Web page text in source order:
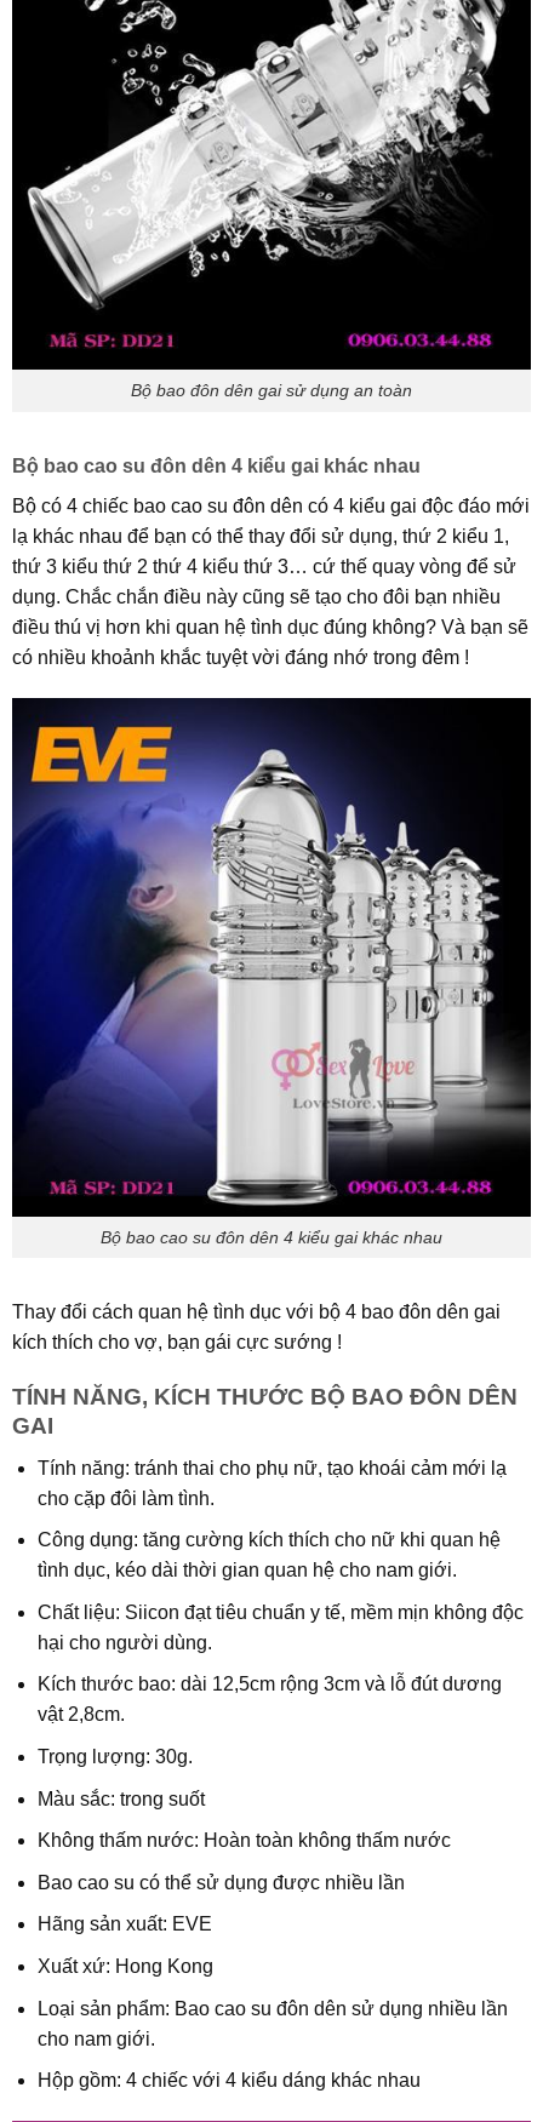
Bộ bao đôn dên gai sử dụng an toàn
Bộ bao cao su đôn dên 4 kiểu gai khác nhau
Bộ có 4 chiếc bao cao su đôn dên có 4 kiểu gai độc đáo mới
lạ khác nhau để bạn có thể thay đổi sử dụng, thứ 2 kiểu 1,
thứ 3 kiểu thứ 2 thứ 4 kiểu thứ 3… cứ thế quay vòng để sử
dụng. Chắc chắn điều này cũng sẽ tạo cho đôi bạn nhiều
điều thú vị hơn khi quan hệ tình dục đúng không? Và bạn sẽ
có nhiều khoảnh khắc tuyệt vời đáng nhớ trong đêm !
Bộ bao cao su đôn dên 4 kiểu gai khác nhau
Thay đổi cách quan hệ tình dục với bộ 4 bao đôn dên gai
kích thích cho vợ, bạn gái cực sướng !
TÍNH NĂNG, KÍCH THƯỚC BỘ BAO ĐÔN DÊN
GAI
Tính năng: tránh thai cho phụ nữ, tạo khoái cảm mới lạ
cho cặp đôi làm tình.
Công dụng: tăng cường kích thích cho nữ khi quan hệ
tình dục, kéo dài thời gian quan hệ cho nam giới.
Chất liệu: Siicon đạt tiêu chuẩn y tế, mềm mịn không độc
hại cho người dùng.
Kích thước bao: dài 12,5cm rộng 3cm và lỗ đút dương
vật 2,8cm.
Trọng lượng: 30g.
Màu sắc: trong suốt
Không thấm nước: Hoàn toàn không thấm nước
Bao cao su có thể sử dụng được nhiều lần
Hãng sản xuất: EVE
Xuất xứ: Hong Kong
Loại sản phẩm: Bao cao su đôn dên sử dụng nhiều lần
cho nam giới.
Hộp gồm: 4 chiếc với 4 kiểu dáng khác nhau